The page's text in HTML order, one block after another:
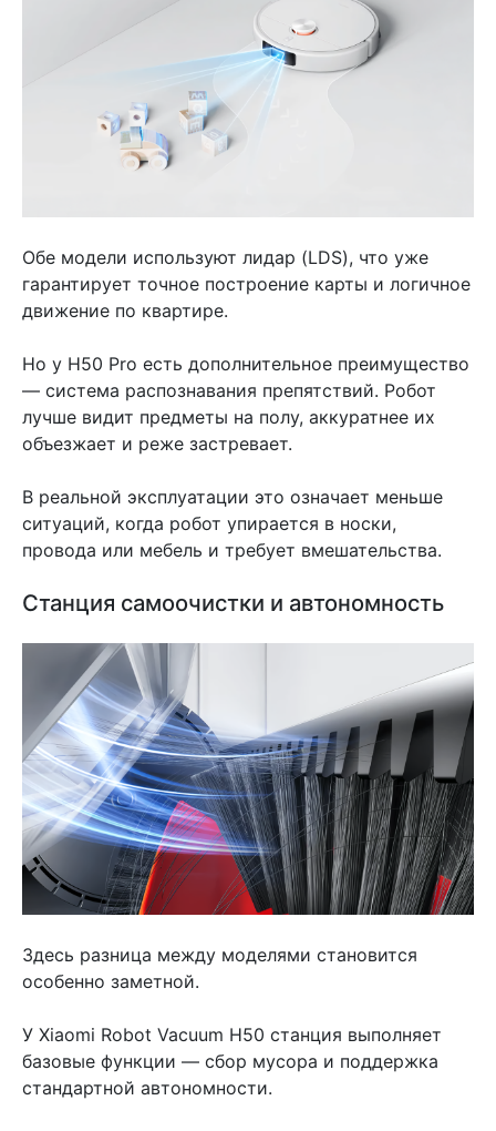
Обе модели используют лидар (LDS), что уже
гарантирует точное построение карты и логичное
движение по квартире.
Но у H50 Pro есть дополнительное преимущество
— система распознавания препятствий. Робот
лучше видит предметы на полу, аккуратнее их
объезжает и реже застревает.
В реальной эксплуатации это означает меньше
ситуаций, когда робот упирается в носки,
провода или мебель и требует вмешательства.
Станция самоочистки и автономность
Здесь разница между моделями становится
особенно заметной.
У Xiaomi Robot Vacuum H50 станция выполняет
базовые функции — сбор мусора и поддержка
стандартной автономности.